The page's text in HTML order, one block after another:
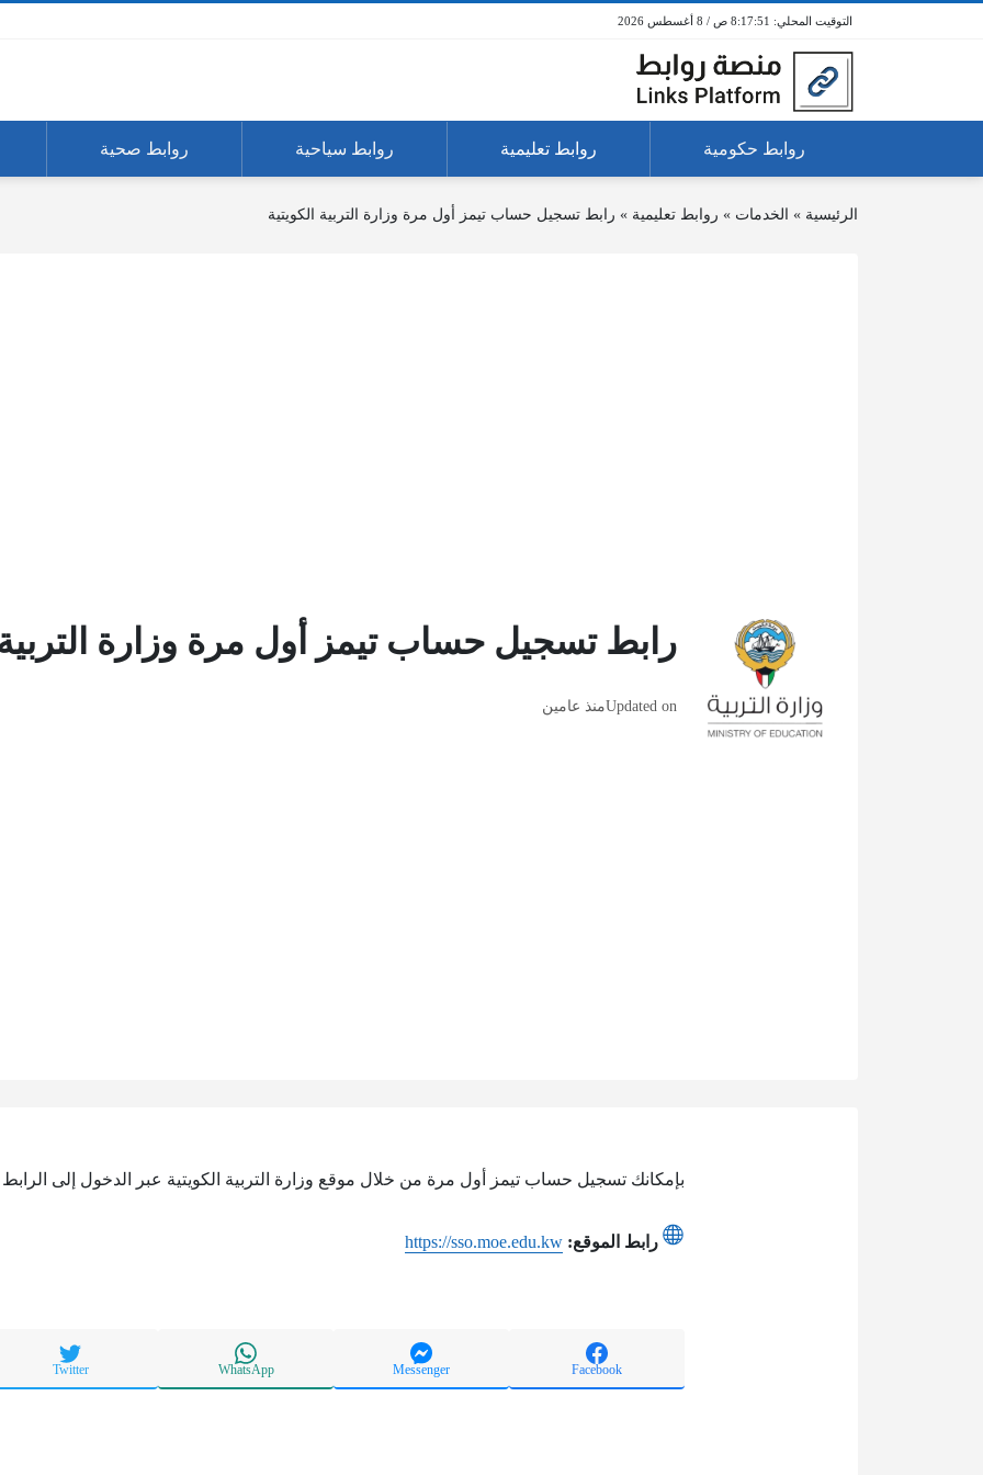
8:17:51 ص / 8 أغسطس 2026
روابط حكومية روابط تعليمية روابط سياحية روابط صحية
الرئيسية » الخدمات » روابط تعليمية » رابط تسجيل حساب تيمز أول مرة وزارة التربية الكويتية
رابط تسجيل حساب تيمز أول مرة وزارة التربية
Updated onمنذ عامين
بإمكانك تسجيل حساب تيمز أول مرة من خلال موقع وزارة التربية الكويتية عبر الدخول إلى الرابط
رابط الموقع: https://sso.moe.edu.kw
Facebook
Messenger
WhatsApp
Twitter